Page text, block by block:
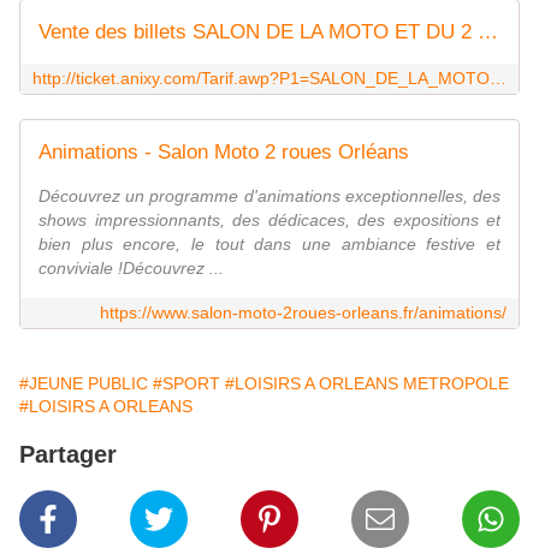
Vente des billets SALON DE LA MOTO ET DU 2 ROUES
Animations - Salon Moto 2 roues Orléans
Découvrez un programme d'animations exceptionnelles, des
shows impressionnants, des dédicaces, des expositions et
bien plus encore, le tout dans une ambiance festive et
conviviale !Découvrez ...
https://www.salon-moto-2roues-orleans.fr/animations/
#JEUNE PUBLIC #SPORT #LOISIRS A ORLEANS METROPOLE
#LOISIRS A ORLEANS
Partager